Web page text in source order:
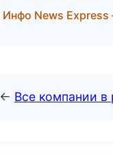
Инфо News
← Все компании